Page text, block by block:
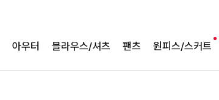
아우터 블라우스/셔츠 팬츠 원피스/스커트